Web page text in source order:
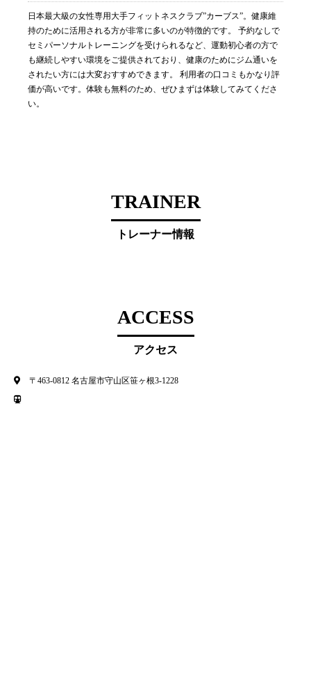
日本最大級の女性専用大手フィットネスクラブ”カーブス”。健康維
持のために活用される方が非常に多いのが特徴的です。 予約なしで
セミパーソナルトレーニングを受けられるなど、運動初心者の方で
も継続しやすい環境をご提供されており、健康のためにジム通いを
されたい方には大変おすすめできます。 利用者の口コミもかなり評
価が高いです。体験も無料のため、ぜひまずは体験してみてくださ
い。
TRAINER
トレーナー情報
ACCESS
アクセス
〒463-0812 名古屋市守山区笹ヶ根3-1228